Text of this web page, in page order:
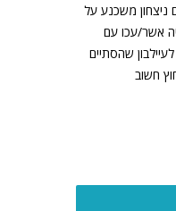
ניצחון משכנע על
אשר/עכו עם
שהסתיים